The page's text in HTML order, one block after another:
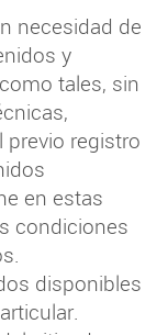
necesidad de
y
tales, sin
previo registro
en estas
condiciones
disponibles